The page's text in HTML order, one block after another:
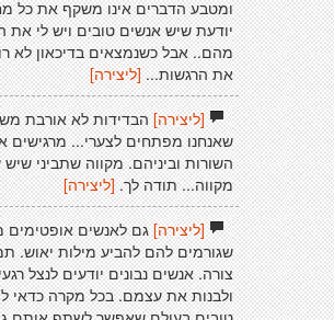
ומטבע הדברים אינו משקף את כל
יודעת שיש אנשים טובים ויש לי את
מהם.. אבל כשנמצאים בדיכאון לא
את הרגשות...[ליצירה]
[ליצירה]הבדידות לא אורבת
שאנחנו מפתחים לצערי... מרגישים
השורות וביניהם. מקווה שתביני
מקווה... תודה לך.[ליצירה]
[ליצירה]גם לאנשים אופטימים
שגורמים להם להביע מילות יאוש.
צורה. אנשים נבונים יודעים לנצל
ולבנות את עצמם. בכל מקרה כדאי